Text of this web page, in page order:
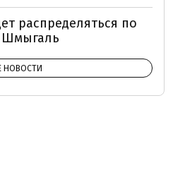
распределяться по
Шмыгаль
НОВОСТИ